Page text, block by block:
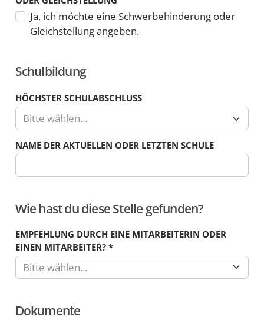
Minus,
Klammern
und
Leerzeichen
erlaubt.
Ja, ich möchte eine Schwerbehinderung oder
Gleichstellung angeben.
Schulbildung
HÖCHSTER SCHULABSCHLUSS
Bitte wählen...
NAME DER AKTUELLEN ODER LETZTEN SCHULE
Wie hast du diese Stelle gefunden?
EMPFEHLUNG DURCH EINE MITARBEITERIN ODER
EINEN MITARBEITER? *
Bitte wählen...
Dokumente